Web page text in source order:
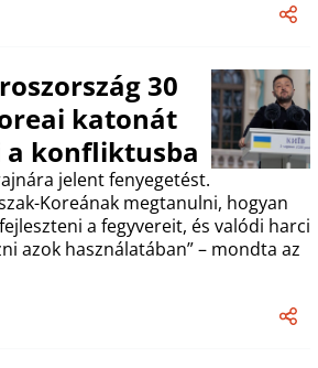
30
katonát
konfliktusba
jelent fenyegetést.
Koreának megtanulni, hogyan
a fegyvereit, és valódi harci
azok használatában” – mondta az